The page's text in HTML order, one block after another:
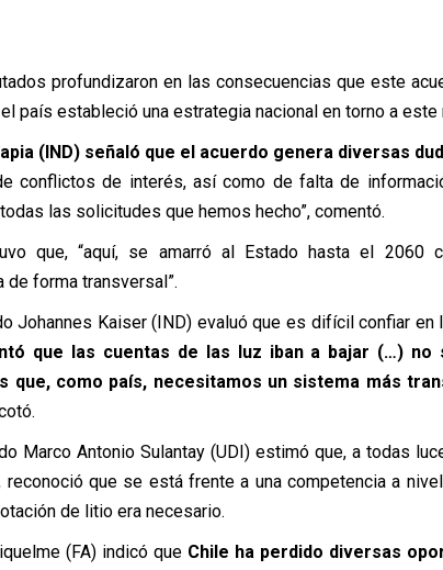
profundizaron en las consecuencias que este
país estableció una estrategia nacional en torno a este
(IND) señaló que el acuerdo genera diversas
conflictos de interés, así como de falta de
las solicitudes que hemos hecho”, comentó.
que, “aquí, se amarró al Estado hasta el 2060
forma transversal”.
Johannes Kaiser (IND) evaluó que es difícil confiar en
que las cuentas de las luz iban a bajar (…)
que, como país, necesitamos un sistema más
Marco Antonio Sulantay (UDI) estimó que, a todas
reconoció que se está frente a una competencia a
de litio era necesario.
(FA) indicó que Chile ha perdido diversas